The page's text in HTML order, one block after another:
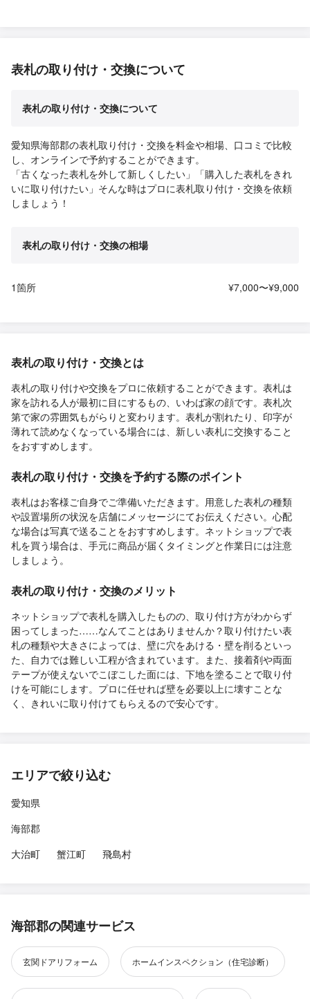
表札の取り付け・交換について
表札の取り付け・交換について
愛知県海部郡の表札取り付け・交換を料金や相場、口コミで比較
し、オンラインで予約することができます。
「古くなった表札を外して新しくしたい」「購入した表札をきれ
いに取り付けたい」そんな時はプロに表札取り付け・交換を依頼
しましょう！
表札の取り付け・交換の相場
1箇所 ¥7,000〜¥9,000
表札の取り付け・交換とは
表札の取り付けや交換をプロに依頼することができます。表札は
家を訪れる人が最初に目にするもの、いわば家の顔です。表札次
第で家の雰囲気もがらりと変わります。表札が割れたり、印字が
薄れて読めなくなっている場合には、新しい表札に交換すること
をおすすめします。
表札の取り付け・交換を予約する際のポイント
表札はお客様ご自身でご準備いただきます。用意した表札の種類
や設置場所の状況を店舗にメッセージにてお伝えください。心配
な場合は写真で送ることをおすすめします。ネットショップで表
札を買う場合は、手元に商品が届くタイミングと作業日には注意
しましょう。
表札の取り付け・交換のメリット
ネットショップで表札を購入したものの、取り付け方がわからず
困ってしまった……なんてことはありませんか？取り付けたい表
札の種類や大きさによっては、壁に穴をあける・壁を削るといっ
た、自力では難しい工程が含まれています。また、接着剤や両面
テープが使えないでこぼこした面には、下地を塗ることで取り付
けを可能にします。プロに任せれば壁を必要以上に壊すことな
く、きれいに取り付けてもらえるので安心です。
エリアで絞り込む
愛知県
海部郡
大治町
蟹江町 飛島村
海部郡の関連サービス
玄関ドアリフォーム ホームインスペクション（住宅診断）